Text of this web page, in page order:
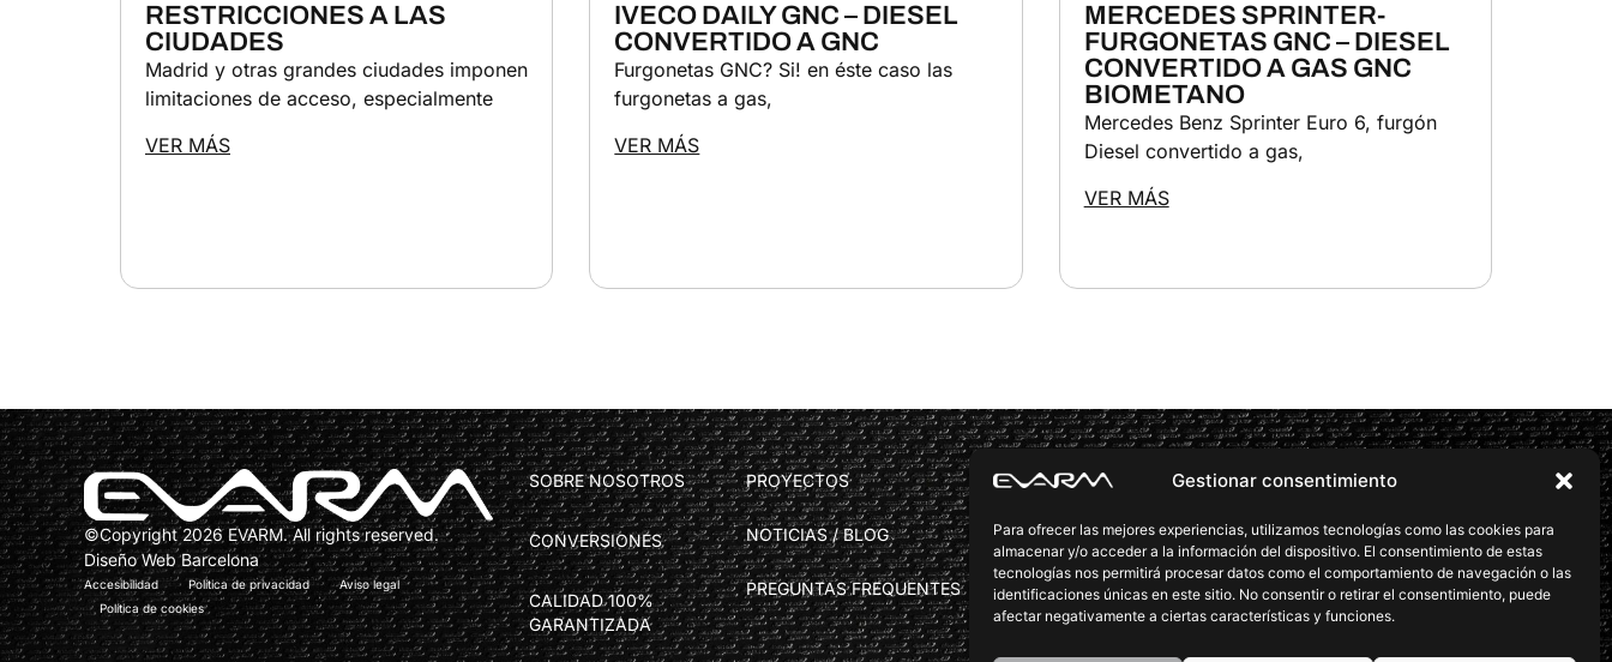
Gestionar consentimiento
Para ofrecer las mejores experiencias, utilizamos tecnologías como las cookies para
almacenar y/o acceder a la información del dispositivo. El consentimiento de estas
tecnologías nos permitirá procesar datos como el comportamiento de navegación o las
identificaciones únicas en este sitio. No consentir o retirar el consentimiento, puede
afectar negativamente a ciertas características y funciones.
RESTRICCIONES A LAS
CIUDADES
Madrid y otras grandes ciudades imponen
limitaciones de acceso, especialmente
VER MÁS
IVECO DAILY GNC – DIESEL
CONVERTIDO A GNC
Furgonetas GNC? Si! en éste caso las
furgonetas a gas,
VER MÁS
MERCEDES SPRINTER-
FURGONETAS GNC – DIESEL
CONVERTIDO A GAS GNC
BIOMETANO
Mercedes Benz Sprinter Euro 6, furgón
Diesel convertido a gas,
VER MÁS
©Copyright 2026 EVARM. All rights reserved.
Diseño Web Barcelona
Accesibilidad Política de privacidad
Aviso legal
Política de cookies
SOBRE NOSOTROS
CONVERSIONES
CALIDAD 100%
GARANTIZADA
PROYECTOS
NOTICIAS / BLOG
PREGUNTAS FREQUENTES
CONTACTO
Avd. Torre de la Vila 63B, 08830 Sant Boi de Llobregat
info@evarm.com
+34932809972
DELEGACIONES COMERCIALES
tecnica@evarm.com
+34932809972